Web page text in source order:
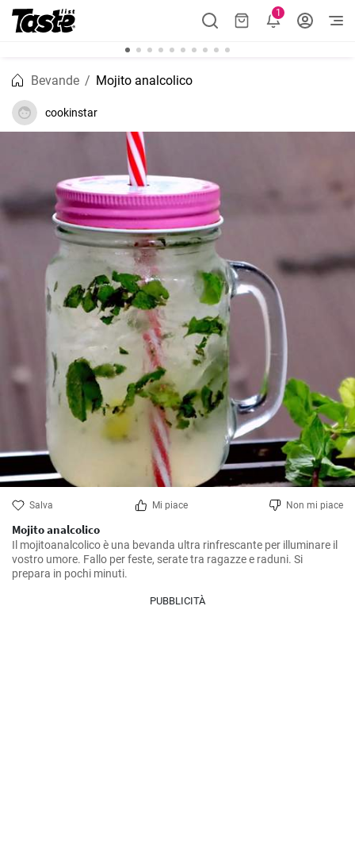
1
Bevande Mojito analcolico
cookinstar
Salva Mi piace Non mi piace
Mojito analcolico
Il mojitoanalcolico è una bevanda ultra rinfrescante per illuminare il
vostro umore. Fallo per feste, serate tra ragazze e raduni. Si
prepara in pochi minuti.
PUBBLICITÀ